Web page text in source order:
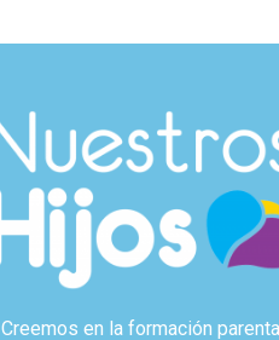
Creemos en la formación